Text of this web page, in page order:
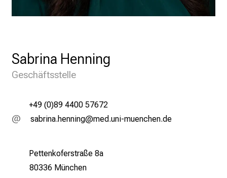
Sabrina Henning
Geschäftsstelle
+49 (0)89 4400 57672
cgjplugsziuulux
vim-fu;lGvfiuyziu-mi
Pettenkoferstraße 8a
80336 München